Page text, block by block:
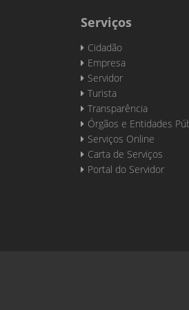
Serviços
Cidadão
Empresa
Servidor
Turista
Transparência
Órgãos e Entidades
Serviços Online
Carta de Serviços
Portal do Servidor